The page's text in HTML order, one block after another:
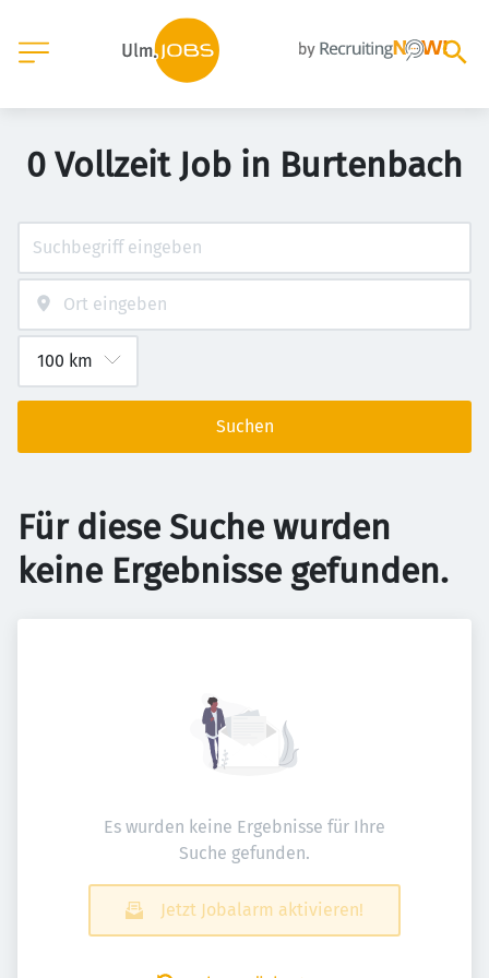
0 Vollzeit Job in Burtenbach
Suchen
Für diese Suche wurden
keine Ergebnisse gefunden.
Es wurden keine Ergebnisse für Ihre
Suche gefunden.
Jetzt Jobalarm aktivieren!